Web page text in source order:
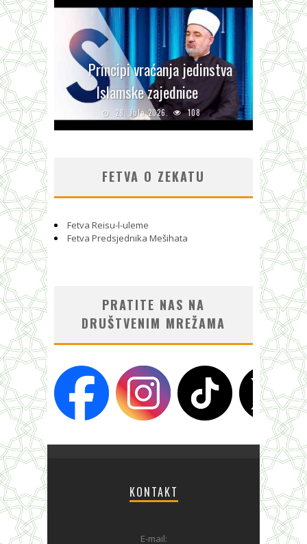
Principi vraćanja jedinstva
Islamske zajednice
28. Jula 2026. 108
FETVA O ZEKATU
Fetva Reisu-l-uleme
Fetva Predsjednika Mešihata
PRATITE NAS NA
DRUŠTVENIM MREŽAMA
KONTAKT
E-mail: